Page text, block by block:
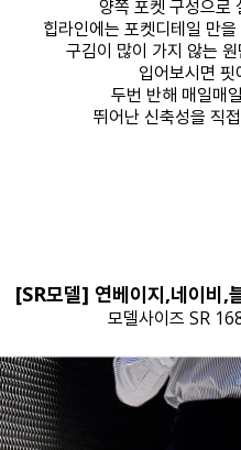
양쪽 포켓 구성으로
힙라인에는 포켓디테일 만
구김이 많이 가지 않는
입어보시면
두번 반해 매일매
뛰어난 신축성을 직
[SR모델] 연베이지,네이비,
모델사이즈 SR